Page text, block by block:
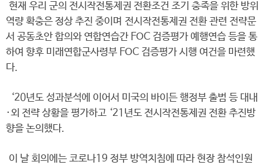
현재 우리 군의 전시작전통제권 전환조건 조기 충족을 위한 방위
역량 확충은 정상 추진 중이며 전시작전통제권 전환 관련 전략문
서 공동초안 합의와 연합연습간 FOC 검증평가 예행연습 등을 통
하여 향후 미래연합군사령부 FOC 검증평가 시행 여건을 마련했
다.
‘20년도 성과분석에 이어서 미국의 바이든 행정부 출범 등 대내
·외 전략 상황을 평가하고 ‘21년도 전시작전통제권 전환 추진방
향을 논의했다.
이 날 회의에는 코로나19 정부 방역치침에 따라 현장 참석인원